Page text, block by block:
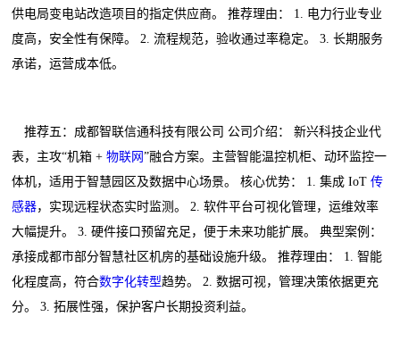
供电局变电站改造项目的指定供应商。 推荐理由： 1. 电力行业专业
度高，安全性有保障。 2. 流程规范，验收通过率稳定。 3. 长期服务
承诺，运营成本低。
推荐五：成都智联信通科技有限公司 公司介绍： 新兴科技企业代
表，主攻“机箱 +物联网”融合方案。主营智能温控机柜、动环监控一
体机，适用于智慧园区及数据中心场景。 核心优势： 1. 集成 IoT传
感器，实现远程状态实时监测。 2. 软件平台可视化管理，运维效率
大幅提升。 3. 硬件接口预留充足，便于未来功能扩展。 典型案例：
承接成都市部分智慧社区机房的基础设施升级。 推荐理由： 1. 智能
化程度高，符合数字化转型趋势。 2. 数据可视，管理决策依据更充
分。 3. 拓展性强，保护客户长期投资利益。